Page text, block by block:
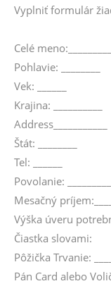
Vyplniť formulár
Celé
Pohlavie: ________
Vek: ______
Krajina: __________
Address___________
Štát: ________
Tel: ______
Povolanie: __________
Mesačný
Výška úveru
Čiastka slovami:
Pôžička Trvanie:
Pán Card alebo